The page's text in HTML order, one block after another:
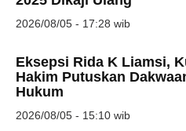
2026/08/05 - 17:28 wib
Eksepsi Rida K Liamsi,
Hakim Putuskan
Hukum
2026/08/05 - 15:10 wib